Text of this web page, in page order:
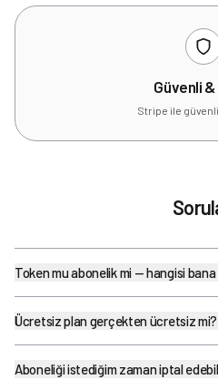
Güvenli
Stripe ile
Token mu abonelik mi — hangisi
Ücretsiz plan gerçekten ücretsiz
Aboneliği istediğim zaman iptal